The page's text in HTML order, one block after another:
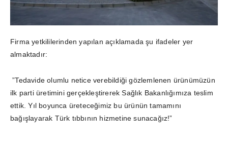
Firma yetkililerinden yapılan açıklamada şu ifadeler yer
almaktadır:
”Tedavide olumlu netice verebildiği gözlemlenen ürünümüzün
ilk parti üretimini gerçekleştirerek Sağlık Bakanlığımıza teslim
ettik. Yıl boyunca üreteceğimiz bu ürünün tamamını
bağışlayarak Türk tıbbının hizmetine sunacağız!”